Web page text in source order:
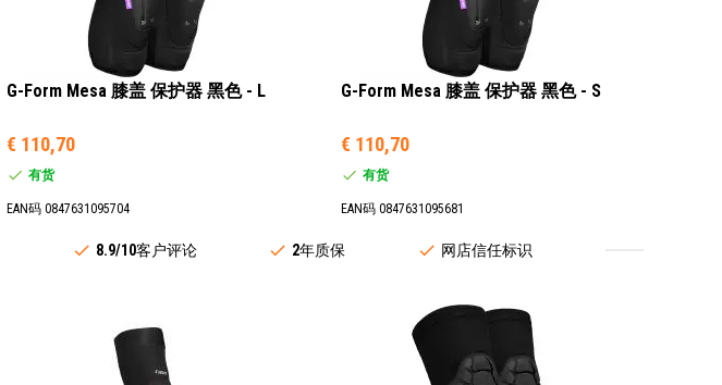
G-Form Mesa 膝盖 保护器 黑色 - L
€ 110,70
有货
EAN码 0847631095704
G-Form Mesa 膝盖 保护器 黑色 - S
€ 110,70
有货
EAN码 0847631095681
8.9/10客户评论 2年质保 网店信任标识